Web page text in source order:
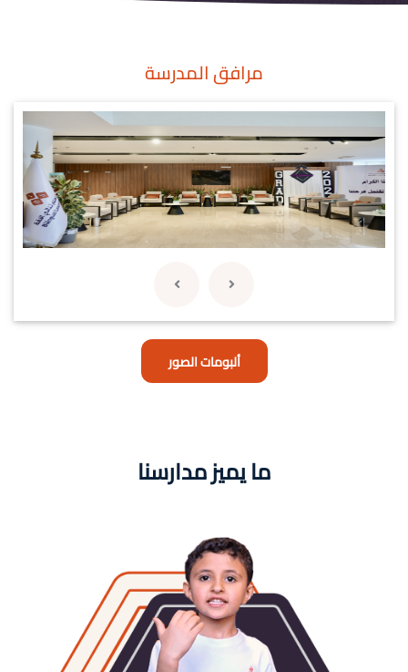
مرافق المدرسة
ألبومات الصور
ما يميز مدارسنا